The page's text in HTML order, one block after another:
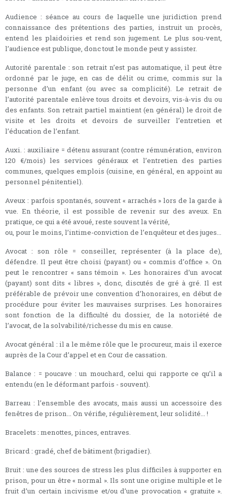
Audience : séance au cours de laquelle une juridiction prend
connaissance des prétentions des parties, instruit un procès,
entend les plaidoiries et rend son jugement. Le plus sou-vent,
l’audience est publique, donc tout le monde peut y assister.
Autorité parentale : son retrait n’est pas automatique, il peut être
ordonné par le juge, en cas de délit ou crime, commis sur la
personne d’un enfant (ou avec sa complicité). Le retrait de
l’autorité parentale enlève tous droits et devoirs, vis-à-vis du ou
des enfants. Son retrait partiel maintient (en général) le droit de
visite et les droits et devoirs de surveiller l’entretien et
l’éducation de l’enfant.
Auxi. : auxiliaire = détenu assurant (contre rémunération, environ
120 €/mois) les services généraux et l’entretien des parties
communes, quelques emplois (cuisine, en général, en appoint au
personnel pénitentiel).
Aveux : parfois spontanés, souvent « arrachés » lors de la garde à
vue. En théorie, il est possible de revenir sur des aveux. En
pratique, ce qui a été avoué, reste souvent la vérité,
ou, pour le moins, l’intime-conviction de l’enquêteur et des juges...
Avocat : son rôle = conseiller, représenter (à la place de),
défendre. Il peut être choisi (payant) ou « commis d’office ». On
peut le rencontrer « sans témoin ». Les honoraires d’un avocat
(payant) sont dits « libres », donc, discutés de gré à gré. Il est
préférable de prévoir une convention d’honoraires, en début de
procédure pour éviter les mauvaises surprises. Les honoraires
sont fonction de la difficulté du dossier, de la notoriété de
l’avocat, de la solvabilité/richesse du mis en cause.
Avocat général : il a le même rôle que le procureur, mais il exerce
auprès de la Cour d’appel et en Cour de cassation.
Balance : = poucave : un mouchard, celui qui rapporte ce qu’il a
entendu (en le déformant parfois - souvent).
Barreau : l’ensemble des avocats, mais aussi un accessoire des
fenêtres de prison... On vérifie, régulièrement, leur solidité... !
Bracelets : menottes, pinces, entraves.
Bricard : gradé, chef de bâtiment (brigadier).
Bruit : une des sources de stress les plus difficiles à supporter en
prison, pour un être « normal ». Ils sont une origine multiple et le
fruit d’un certain incivisme et/ou d’une provocation « gratuite ».